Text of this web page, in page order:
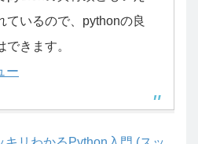
ているので、pythonの良
きます。
ー